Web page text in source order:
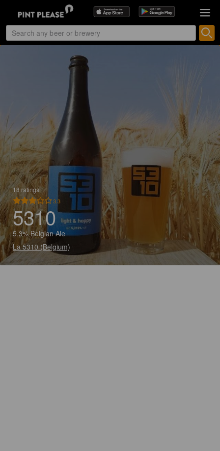
18 ratings
3.3
5310
5.3% Belgian Ale
La 5310 (Belgium)